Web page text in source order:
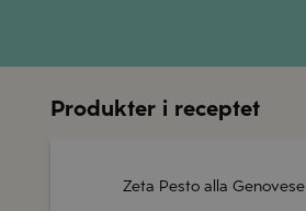
Produkter i receptet
Zeta Pesto alla Genovese